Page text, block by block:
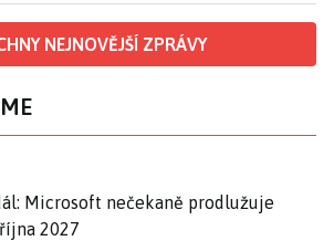
NEJNOVĚJŠÍ ZPRÁVY
Microsoft nečekaně prodlužuje
2027